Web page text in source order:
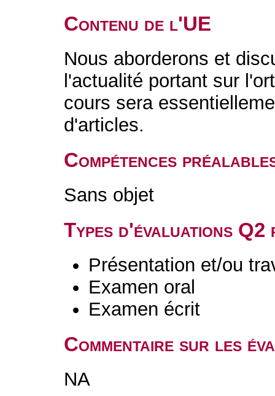
Contenu de l'UE
Nous aborderons et
l'actualité portant sur
cours sera
d'articles.
Compétences
Sans objet
Types d'évaluations
Présentation et/ou
Examen oral
Examen écrit
Commentaire sur les
NA